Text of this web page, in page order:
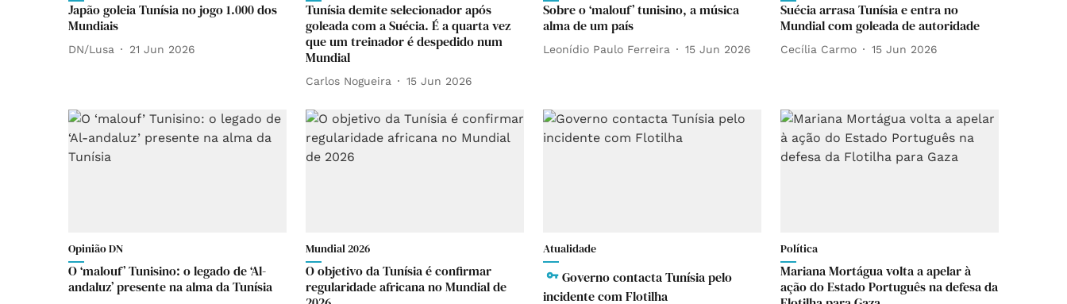
Japão goleia Tunísia no jogo 1.000 dos
Mundiais
DN/Lusa 21 Jun 2026
Tunísia demite selecionador após
goleada com a Suécia. É a quarta vez
que um treinador é despedido num
Mundial
Carlos Nogueira 15 Jun 2026
Sobre o ‘malouf’ tunisino, a música
alma de um país
Leonídio Paulo Ferreira 15 Jun 2026
Suécia arrasa Tunísia e entra no
Mundial com goleada de autoridade
Cecília Carmo 15 Jun 2026
Opinião DN
O ‘malouf’ Tunisino: o legado de ‘Al-
andaluz’ presente na alma da Tunísia
Mundial 2026
O objetivo da Tunísia é confirmar
regularidade africana no Mundial de
Atualidade
Governo contacta Tunísia pelo
incidente com Flotilha
Política
Mariana Mortágua volta a apelar à
ação do Estado Português na defesa da